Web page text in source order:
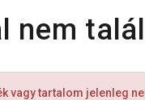
nem
vagy tartalom jelenleg